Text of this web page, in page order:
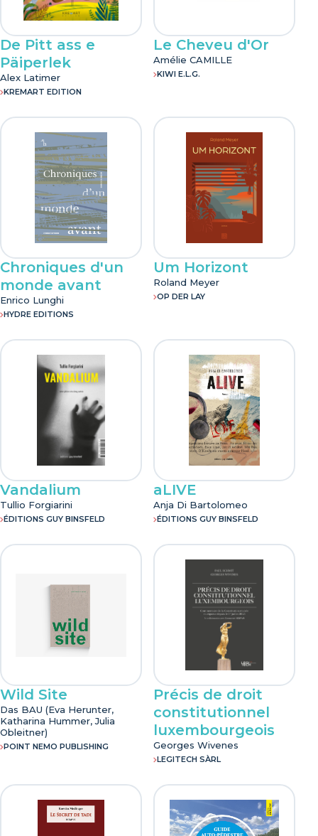
De Pitt ass e
Päiperlek
Alex Latimer
KREMART EDITION
Le Cheveu d'Or
Amélie CAMILLE
KIWI E.L.G.
Chroniques d'un
monde avant
Enrico Lunghi
HYDRE EDITIONS
Um Horizont
Roland Meyer
OP DER LAY
Vandalium
Tullio Forgiarini
ÉDITIONS GUY BINSFELD
aLIVE
Anja Di Bartolomeo
ÉDITIONS GUY BINSFELD
Wild Site
Das BAU (Eva Herunter,
Katharina Hummer, Julia
Obleitner)
POINT NEMO PUBLISHING
Précis de droit
constitutionnel
luxembourgeois
Georges Wivenes
LEGITECH SÀRL